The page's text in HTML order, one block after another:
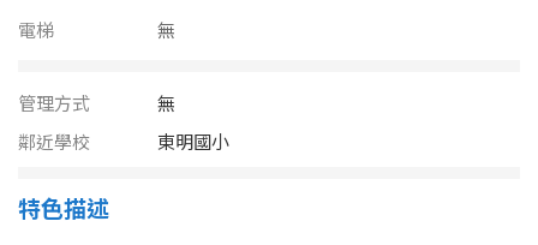
嘉義縣
40~50 坪
電梯
無
管理方式
無
鄰近學校
東明國小
特色描述